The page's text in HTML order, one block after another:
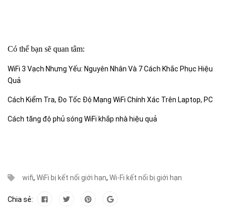
Có thể bạn sẽ quan tâm:
WiFi 3 Vạch Nhưng Yếu: Nguyên Nhân Và 7 Cách Khắc Phục Hiệu
Quả
Cách Kiểm Tra, Đo Tốc Độ Mạng WiFi Chính Xác Trên Laptop, PC
Cách tăng độ phủ sóng WiFi khắp nhà hiệu quả
wifi, WiFi bị kết nối giới hạn, Wi-Fi kết nối bị giới hạn
Chia sẻ: